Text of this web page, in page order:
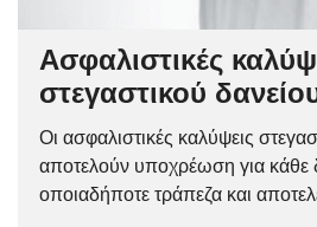
Ασφαλιστικές
στεγαστικού
Οι ασφαλιστικές καλύψεις
αποτελούν υποχρέωση για κάθε
οποιαδήποτε τράπεζα και